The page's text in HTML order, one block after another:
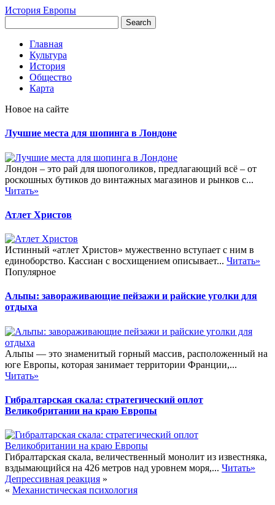
История Европы
Главная
Культура
История
Общество
Карта
Новое на сайте
Лучшие места для шопинга в Лондоне
Лондон – это рай для шопоголиков, предлагающий всё – от
роскошных бутиков до винтажных магазинов и рынков с...
Читать»
Атлет Христов
Истинный «атлет Христов» мужественно вступает с ним в
единоборство. Кассиан с восхищением описывает... Читать»
Популярное
Альпы: завораживающие пейзажи и райские уголки для
отдыха
Альпы — это знаменитый горный массив, расположенный на
юге Европы, которая занимает территории Франции,...
Читать»
Гибралтарская скала: стратегический оплот
Великобритании на краю Европы
Гибралтарская скала, величественный монолит из известняка,
вздымающийся на 426 метров над уровнем моря,... Читать»
Депрессивная реакция »
« Механистическая психология